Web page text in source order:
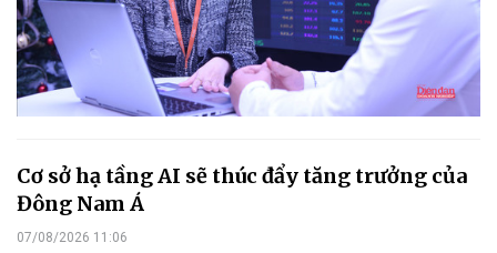
Cơ sở hạ tầng AI sẽ thúc đẩy tăng trưởng của
Đông Nam Á
07/08/2026 11:06